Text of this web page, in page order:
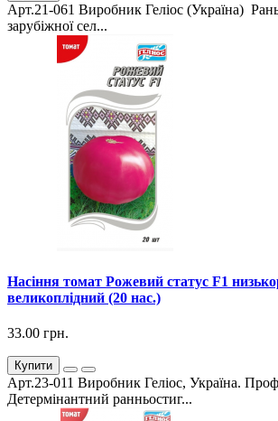
Арт.21-061 Виробник Геліос (Україна)
зарубіжної сел...
Насіння томат Рожевий статус F1
великоплідний (20 нас.)
33.00 грн.
Купити
Арт.23-011 Виробник Геліос, Україна.
Детермінантний ранньостиг...